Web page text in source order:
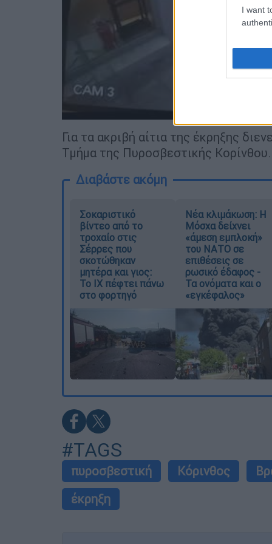
I want
Για τα ακριβή αίτια της έκρηξης
Τμήμα της Πυροσβεστικής Κορίνθου.
Διαβάστε ακόμη
Σοκαριστικό
βίντεο από το
τροχαίο στις
Σέρρες που
σκοτώθηκαν
μητέρα και γιος:
Το ΙΧ πέφτει πάνω
στο φορτηγό
Νέα κλιμάκωση: Η
Μόσχα δείχνει
«άμεση εμπλοκή»
του ΝΑΤΟ σε
επιθέσεις σε
ρωσικό έδαφος -
Τα ονόματα και ο
«εγκέφαλος»
#TAGS
πυροσβεστική Κόρινθος
έκρηξη